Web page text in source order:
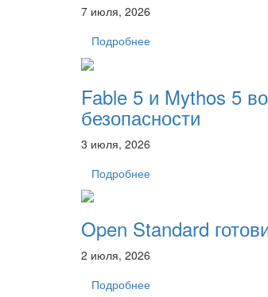
7 июля, 2026
Подробнее
Fable 5 и Mythos 5
безопасности
3 июля, 2026
Подробнее
Open Standard
2 июля, 2026
Подробнее